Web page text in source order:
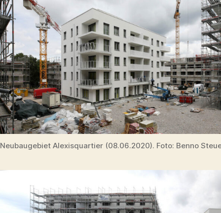
Neubaugebiet Alexisquartier (08.06.2020). Foto: Benno